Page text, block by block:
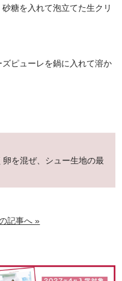
糖を入れて泡立てた生クリ
ピューレを鍋に入れて溶か
を混ぜ、シュー生地の最
記事へ »